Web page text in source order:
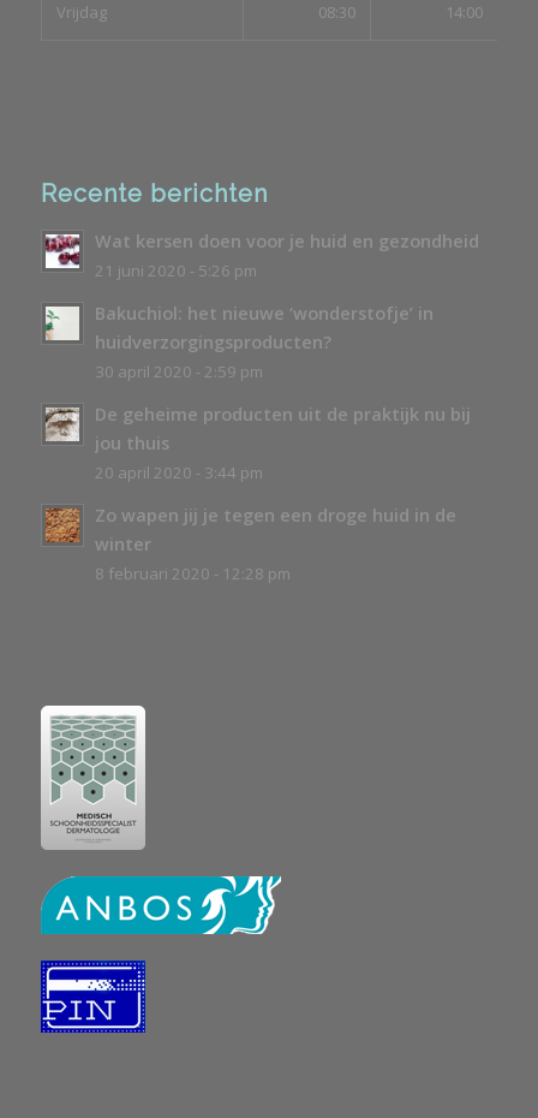
Vrijdag 08:30 14:00
Recente berichten
Wat kersen doen voor je huid en gezondheid
21 juni 2020 - 5:26 pm
Bakuchiol: het nieuwe ‘wonderstofje’ in
huidverzorgingsproducten?
30 april 2020 - 2:59 pm
De geheime producten uit de praktijk nu bij
jou thuis
20 april 2020 - 3:44 pm
Zo wapen jij je tegen een droge huid in de
winter
8 februari 2020 - 12:28 pm